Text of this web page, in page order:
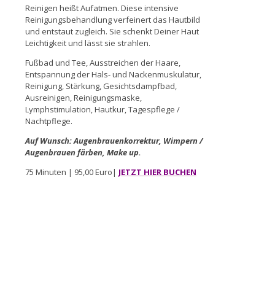
Reinigen heißt Aufatmen. Diese intensive
Reinigungsbehandlung verfeinert das Hautbild
und entstaut zugleich. Sie schenkt Deiner Haut
Leichtigkeit und lässt sie strahlen.
Fußbad und Tee, Ausstreichen der Haare,
Entspannung der Hals- und Nackenmuskulatur,
Reinigung, Stärkung, Gesichtsdampfbad,
Ausreinigen, Reinigungsmaske,
Lymphstimulation, Hautkur, Tagespflege /
Nachtpflege.
Auf Wunsch: Augenbrauenkorrektur, Wimpern /
Augenbrauen färben, Make up.
75 Minuten | 95,00 Euro| JETZT HIER BUCHEN